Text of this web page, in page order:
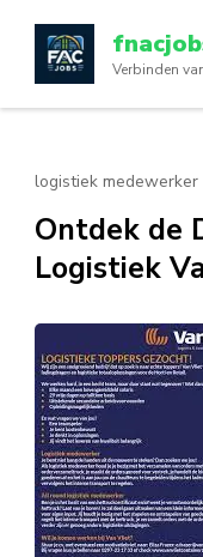
inhoud
(druk
enter)
Verbinden
logistiek medewerker
Ontdek de
Logistiek